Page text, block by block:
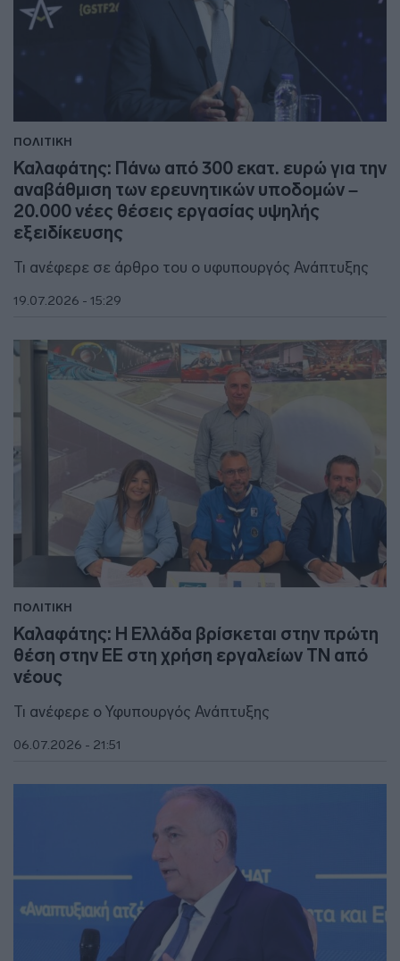
ΠΟΛΙΤΙΚΗ
Καλαφάτης: Πάνω από 300 εκατ. ευρώ για την
αναβάθμιση των ερευνητικών υποδομών –
20.000 νέες θέσεις εργασίας υψηλής
εξειδίκευσης
Τι ανέφερε σε άρθρο του ο υφυπουργός Ανάπτυξης
19.07.2026 - 15:29
ΠΟΛΙΤΙΚΗ
Καλαφάτης: Η Ελλάδα βρίσκεται στην πρώτη
θέση στην ΕΕ στη χρήση εργαλείων ΤΝ από
νέους
Τι ανέφερε ο Υφυπουργός Ανάπτυξης
06.07.2026 - 21:51